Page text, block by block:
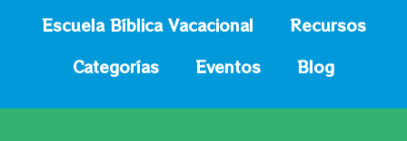
Escuela Bíblica Vacacional
Recursos
Categorías
Eventos Blog